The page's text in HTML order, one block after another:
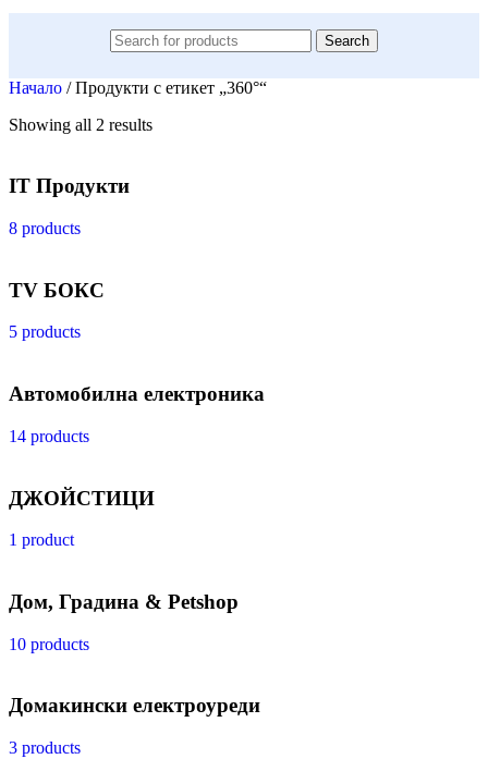
Search
Начало / Продукти с етикет „360°“
Showing all 2 results
IT Продукти
8 products
TV БОКС
5 products
Автомобилна електроника
14 products
ДЖОЙСТИЦИ
1 product
Дом, Градина & Petshop
10 products
Домакински електроуреди
3 products